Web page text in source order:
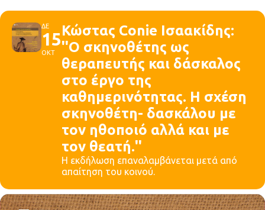
ΔΕ
15
ΟΚΤ
Κώστας Conie Ισαακίδης:
''Ο σκηνοθέτης ως
θεραπευτής και δάσκαλος
στο έργο της
καθημερινότητας. Η σχέση
σκηνοθέτη- δασκάλου με
τον ηθοποιό αλλά και με
τον θεατή.''
Η εκδήλωση επαναλαμβάνεται μετά από
απαίτηση του κοινού.